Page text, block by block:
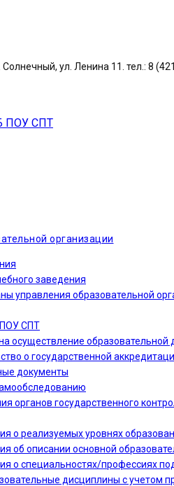
ул. Ленина 11. тел.: 8
организации
заведения
управления образовательной
ПОУ СПТ
осуществление образовательной
о государственной
документы
органов государственного
о реализуемых уровнях
об описании основной
о специальностях/профессиях
дисциплины с учетом